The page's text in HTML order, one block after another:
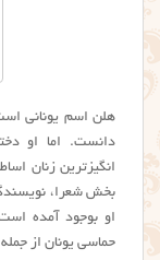
هلن اسم یونانی
دانست. اما او
انگیزترین زنان
بخش شعرا،
او بوجود آمده
حماسی یونان از